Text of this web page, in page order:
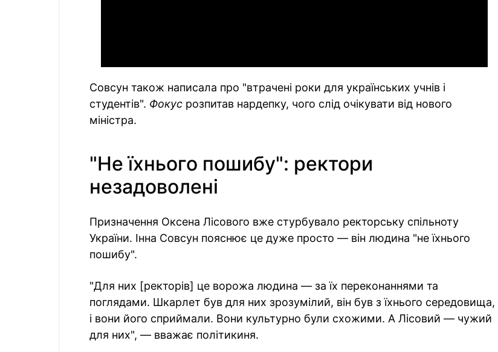
Совсун також написала про "втрачені роки для українських учнів і
студентів". Фокус розпитав нардепку, чого слід очікувати від нового
міністра.
"Не їхнього пошибу": ректори
незадоволені
Призначення Оксена Лісового вже стурбувало ректорську спільноту
України. Інна Совсун пояснює це дуже просто — він людина "не їхнього
пошибу".
"Для них [ректорів] це ворожа людина — за їх переконаннями та
поглядами. Шкарлет був для них зрозумілий, він був з їхнього середовища,
і вони його сприймали. Вони культурно були схожими. А Лісовий — чужий
для них", — вважає політикиня.